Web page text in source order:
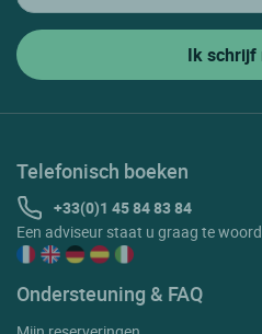
Telefonisch boeken
+33(0)1 45 84 83 84
Een adviseur staat u graag te woord
Ondersteuning & FAQ